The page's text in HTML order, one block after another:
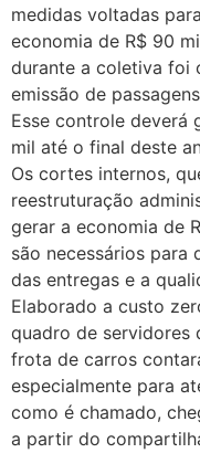
medidas voltadas
economia de R$ 90
durante a coletiva foi
emissão de
Esse controle deverá
mil até o final deste
Os cortes internos,
reestruturação
gerar a economia de
são necessários para
das entregas e a
Elaborado a custo
quadro de servidores
frota de carros
especialmente para
como é chamado,
a partir do